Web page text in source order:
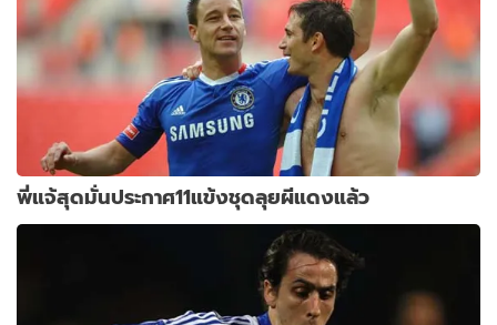
พี่แจ้สุดมั่นประกาศ11แข้งชุดลุยผีแดงแล้ว